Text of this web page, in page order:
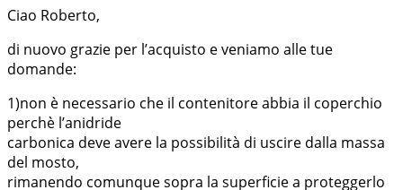
Ciao Roberto,
di nuovo grazie per l’acquisto e veniamo alle tue
domande:
1)non è necessario che il contenitore abbia il coperchio
perchè l’anidride
carbonica deve avere la possibilità di uscire dalla massa
del mosto,
rimanendo comunque sopra la superficie a proteggerlo